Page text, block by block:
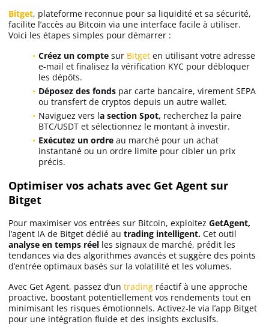
Bitget, plateforme reconnue pour sa liquidité et sa sécurité,
facilite l’accès au Bitcoin via une interface facile à utiliser.
Voici les étapes simples pour démarrer :
Créez un compte sur Bitget en utilisant votre adresse
e-mail et finalisez la vérification KYC pour débloquer
les dépôts.
Déposez des fonds par carte bancaire, virement SEPA
ou transfert de cryptos depuis un autre wallet.
Naviguez vers la section Spot, recherchez la paire
BTC/USDT et sélectionnez le montant à investir.
Exécutez un ordre au marché pour un achat
instantané ou un ordre limite pour cibler un prix
précis.
Optimiser vos achats avec Get Agent sur
Bitget
Pour maximiser vos entrées sur Bitcoin, exploitez GetAgent,
l’agent IA de Bitget dédié au trading intelligent. Cet outil
analyse en temps réel les signaux de marché, prédit les
tendances via des algorithmes avancés et suggère des points
d’entrée optimaux basés sur la volatilité et les volumes.
Avec Get Agent, passez d’un trading réactif à une approche
proactive, boostant potentiellement vos rendements tout en
minimisant les risques émotionnels. Activez-le via l’app Bitget
pour une intégration fluide et des insights exclusifs.